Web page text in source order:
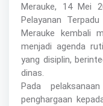
Merauke, 14 Mei
Pelayanan
Merauke kembali
menjadi agenda
yang disiplin,
dinas.
Pada
penghargaan